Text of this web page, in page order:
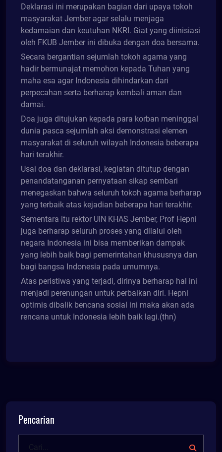
Deklarasi ini merupakan bagian dari upaya tokoh
masyarakat Jember agar selalu menjaga
kedamaian dan keutuhan NKRI. Giat yang diinisiasi
oleh FKUB Jember ini dibuka dengan doa bersama.
Secara bergantian sejumlah tokoh agama yang
hadir bermunajat memohon kepada Tuhan yang
maha esa agar Indonesia dihindarkan dari
perpecahan serta berharap kembali aman dan
damai.
Doa juga ditujukan kepada para korban meninggal
dunia pasca sejumlah aksi demonstrasi elemen
masyarakat di seluruh wilayah Indonesia beberapa
hari terakhir.
Usai doa dan deklarasi, kegiatan ditutup dengan
penandatanganan pernyataan sikap sembari
menegaskan bahwa seluruh tokoh agama berharap
yang terbaik atas kejadian beberapa hari terakhir.
Sementara itu rektor UIN KHAS Jember, Prof Hepni
juga berharap seluruh proses yang dilalui oleh
negara Indonesia ini bisa memberikan dampak
yang lebih baik bagi pemerintahan khususnya dan
bagi bangsa Indonesia pada umumnya.
Atas peristiwa yang terjadi, dirinya berharap hal ini
menjadi perenungan untuk perbaikan diri. Hepni
optimis dibalik bencana sosial ini maka akan ada
rencana untuk Indonesia lebih baik lagi.(thn)
Pencarian